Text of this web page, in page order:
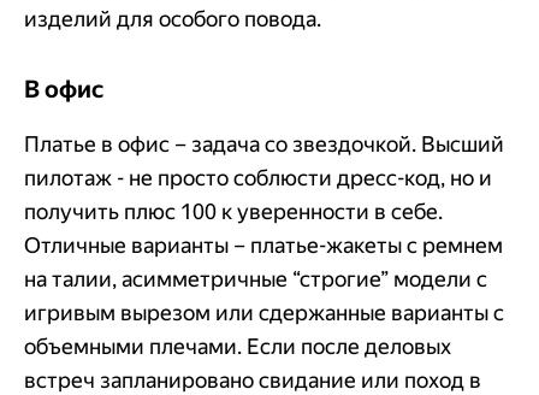
изделий для особого повода.
В офис
Платье в офис – задача со звездочкой. Высший
пилотаж - не просто соблюсти дресс-код, но и
получить плюс 100 к уверенности в себе.
Отличные варианты – платье-жакеты с ремнем
на талии, асимметричные “строгие” модели с
игривым вырезом или сдержанные варианты с
объемными плечами. Если после деловых
встреч запланировано свидание или поход в